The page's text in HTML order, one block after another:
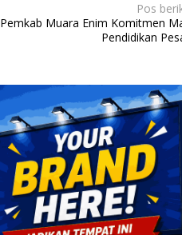
Pos
Pemkab Muara Enim Komitmen
Pendidikan